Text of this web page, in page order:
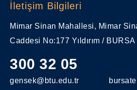
İletişim Bilgileri
Mimar Sinan Mahallesi, Mimar
Caddesi No:177 Yıldırım / BURSA
300 32 05
gensek@btu.edu.tr